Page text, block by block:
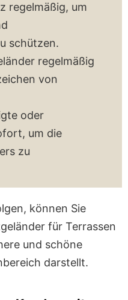
regelmäßig, um
schützen.
regelmäßig
von
oder
um die
zu
können Sie
für Terrassen
und schöne
darstellt.